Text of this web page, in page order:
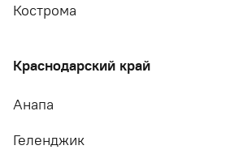
Кострома
Краснодарский край
Анапа
Геленджик